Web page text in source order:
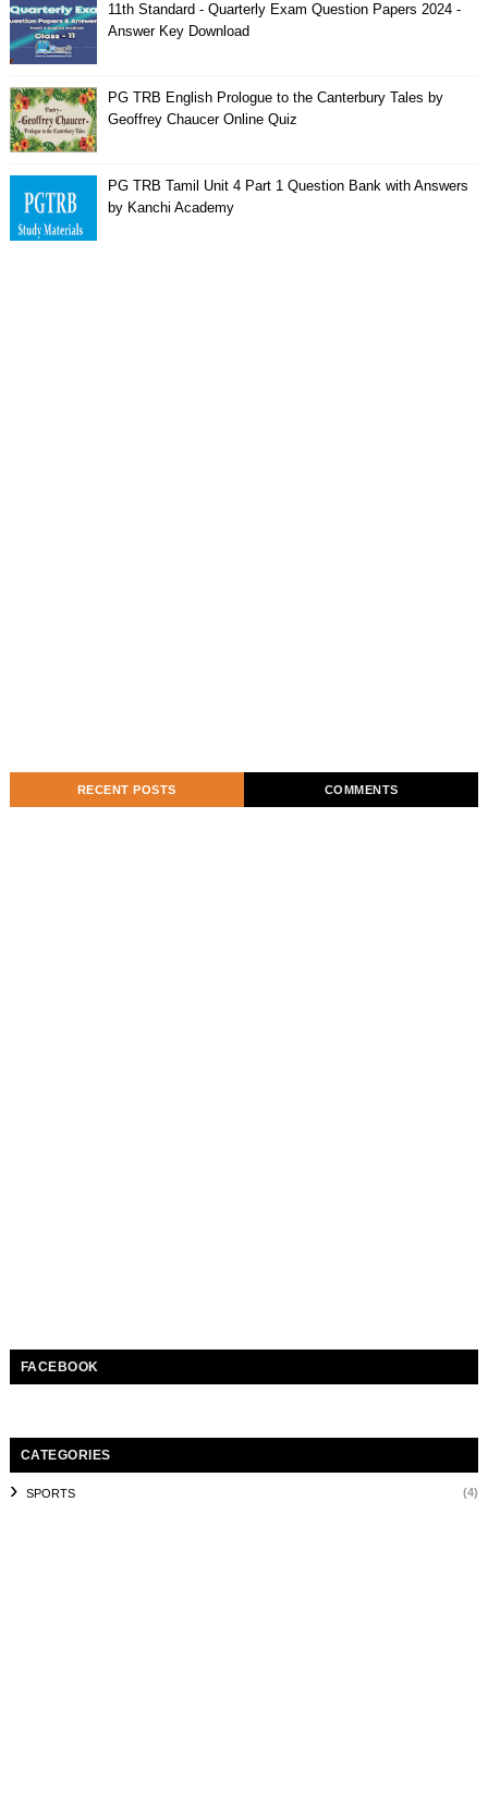
11th Standard - Quarterly Exam Question Papers 2024 -
Answer Key Download
PG TRB English Prologue to the Canterbury Tales by
Geoffrey Chaucer Online Quiz
PG TRB Tamil Unit 4 Part 1 Question Bank with Answers
by Kanchi Academy
RECENT POSTS COMMENTS
FACEBOOK
CATEGORIES
SPORTS (4)